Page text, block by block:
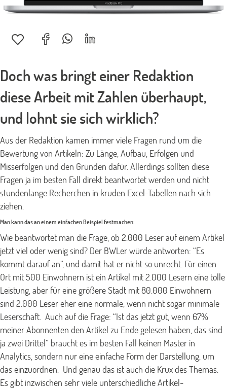
Doch was bringt einer Redaktion
diese Arbeit mit Zahlen überhaupt,
und lohnt sie sich wirklich?
Aus der Redaktion kamen immer viele Fragen rund um die
Bewertung von Artikeln: Zu Länge, Aufbau, Erfolgen und
Misserfolgen und den Gründen dafür. Allerdings sollten diese
Fragen ja im besten Fall direkt beantwortet werden und nicht
stundenlange Recherchen in kruden Excel-Tabellen nach sich
ziehen.
Man kann das an einem einfachen Beispiel festmachen:
Wie beantwortet man die Frage, ob 2.000 Leser auf einem Artikel
jetzt viel oder wenig sind? Der BWLer würde antworten: “Es
kommt darauf an”, und damit hat er nicht so unrecht. Für einen
Ort mit 500 Einwohnern ist ein Artikel mit 2.000 Lesern eine tolle
Leistung, aber für eine größere Stadt mit 80.000 Einwohnern
sind 2.000 Leser eher eine normale, wenn nicht sogar minimale
Leserschaft. Auch auf die Frage: “Ist das jetzt gut, wenn 67%
meiner Abonnenten den Artikel zu Ende gelesen haben, das sind
ja zwei Drittel” braucht es im besten Fall keinen Master in
Analytics, sondern nur eine einfache Form der Darstellung, um
das einzuordnen. Und genau das ist auch die Krux des Themas.
Es gibt inzwischen sehr viele unterschiedliche Artikel-